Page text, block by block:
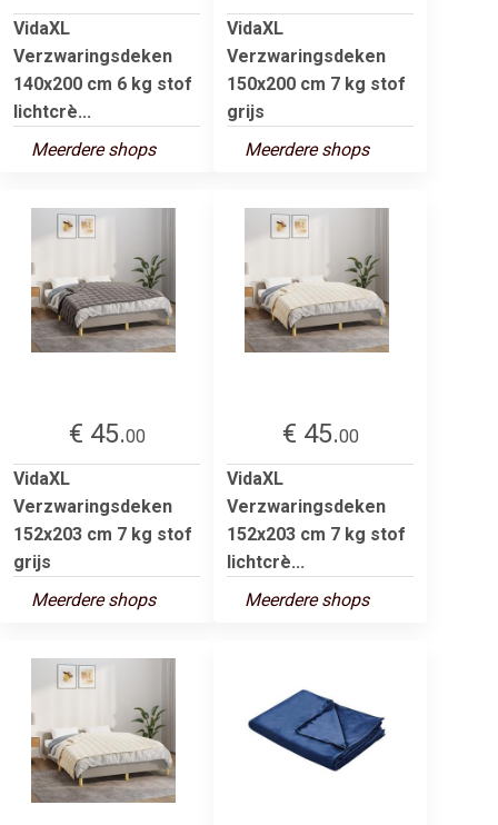
VidaXL
Verzwaringsdeken
140x200 cm 6 kg stof
lichtcrè...
Meerdere shops
VidaXL
Verzwaringsdeken
150x200 cm 7 kg stof
grijs
Meerdere shops
€ 45.00
VidaXL
Verzwaringsdeken
152x203 cm 7 kg stof
grijs
Meerdere shops
€ 45.00
VidaXL
Verzwaringsdeken
152x203 cm 7 kg stof
lichtcrè...
Meerdere shops